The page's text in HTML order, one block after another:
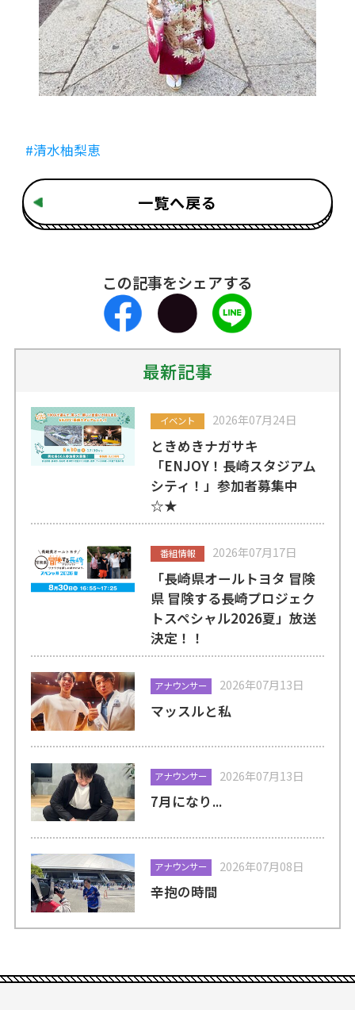
#清水柚梨恵
一覧へ戻る
この記事をシェアする
最新記事
イベント 2026年07月24日
ときめきナガサキ
「ENJOY！長崎スタジアム
シティ！」参加者募集中
☆★
番組情報 2026年07月17日
「長崎県オールトヨタ 冒険
県 冒険する長崎プロジェク
トスペシャル2026夏」放送
決定！！
アナウンサー 2026年07月13日
マッスルと私
アナウンサー 2026年07月13日
7月になり...
アナウンサー 2026年07月08日
辛抱の時間